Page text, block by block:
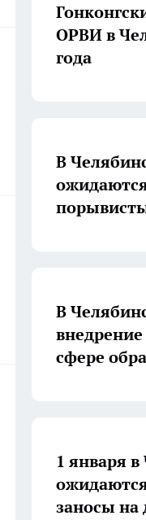
ОРВИ в
года
В
В
сфере
1 января
заносы на